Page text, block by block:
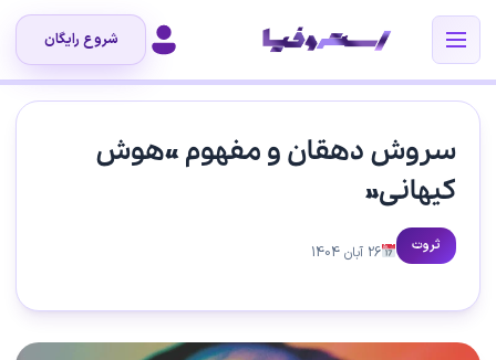
شروع رایگان
سروش دهقان و مفهوم «هوش
کیهانی»
ثروت 26 آبان 1404